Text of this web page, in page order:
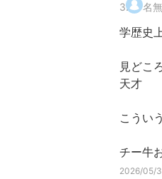
3. 名
学歴史
見どこ
天才
こうい
チー牛
2026/05/